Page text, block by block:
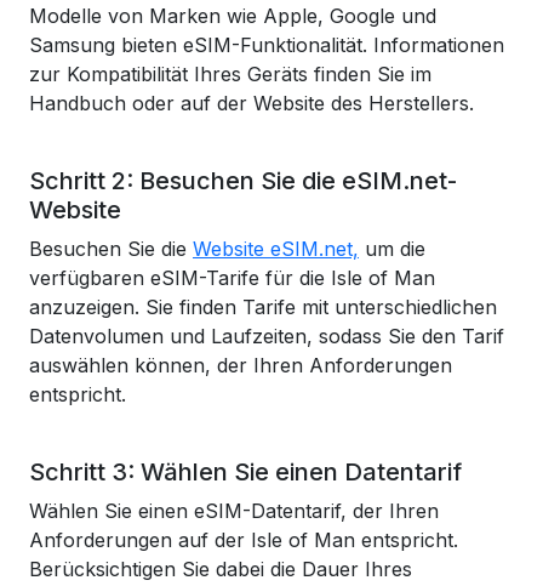
Modelle von Marken wie Apple, Google und
Samsung bieten eSIM-Funktionalität. Informationen
zur Kompatibilität Ihres Geräts finden Sie im
Handbuch oder auf der Website des Herstellers.
Schritt 2: Besuchen Sie die eSIM.net-
Website
Besuchen Sie die Website eSIM.net, um die
verfügbaren eSIM-Tarife für die Isle of Man
anzuzeigen. Sie finden Tarife mit unterschiedlichen
Datenvolumen und Laufzeiten, sodass Sie den Tarif
auswählen können, der Ihren Anforderungen
entspricht.
Schritt 3: Wählen Sie einen Datentarif
Wählen Sie einen eSIM-Datentarif, der Ihren
Anforderungen auf der Isle of Man entspricht.
Berücksichtigen Sie dabei die Dauer Ihres